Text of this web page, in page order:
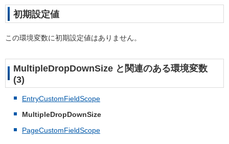
初期設定値
この環境変数に初期設定値はありません。
MultipleDropDownSize と関連のある環境変数
(3)
EntryCustomFieldScope
MultipleDropDownSize
PageCustomFieldScope